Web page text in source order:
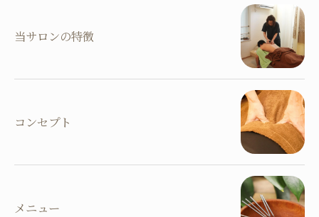
当サロンの特徴
コンセプト
メニュー